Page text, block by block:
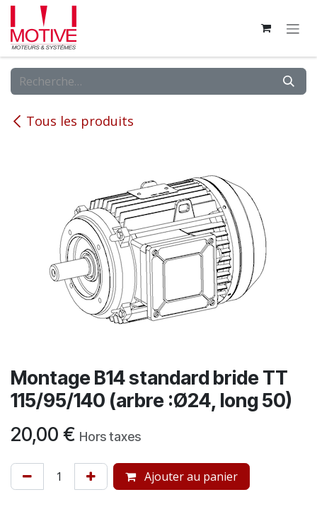
Se rendre au contenu
Tous les produits
Montage B14 standard bride TT
115/95/140 (arbre :Ø24, long 50)
20,00 € Hors taxes
Ajouter au panier